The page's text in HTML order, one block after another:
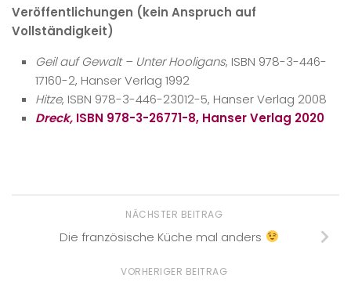
Veröffentlichungen (kein Anspruch auf
Vollständigkeit)
Geil auf Gewalt – Unter Hooligans, ISBN 978-3-446-
17160-2, Hanser Verlag 1992
Hitze, ISBN 978-3-446-23012-5, Hanser Verlag 2008
Dreck, ISBN 978-3-26771-8, Hanser Verlag 2020
NÄCHSTER BEITRAG
Die französische Küche mal anders
VORHERIGER BEITRAG